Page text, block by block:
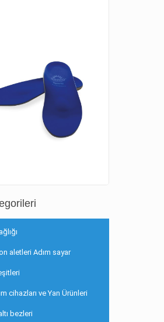
aletleri Adım sayar
cihazları ve Yan Ürünleri
bezleri